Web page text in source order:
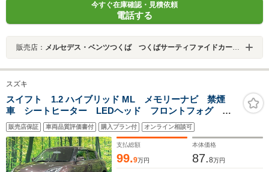
今すぐ在庫確認・見積依頼
電話する
販売店： メルセデス・ベンツつくば つくばサーティファイドカーセンター
スズキ
スイフト 1.2 ハイブリッド ML メモリーナビ 禁煙
車 シートヒーター LEDヘッド フロントフォグ オ
ートライト ETC 純正16インチAW オートエアコン
Bluetooth接続 CD/DVD再生 パドルシフト プッシュ
スタート
販売店保証 車両品質評価書付 購入プラン付 オンライン相談可
支払総額
99.9万円
本体価格
87.8万円